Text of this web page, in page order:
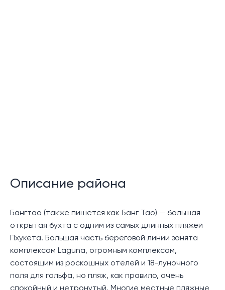
Бар
Управление недвижимостью и арендой
Круглосуточная охрана
Описание:
Виллы Laguna Lakelands Waterfront – новейший
Описание района
Бангтао (также пишется как Банг Тао) — большая
открытая бухта с одним из самых длинных пляжей
Пхукета. Большая часть береговой линии занята
комплексом Laguna, огромным комплексом,
состоящим из роскошных отелей и 18-луночного
поля для гольфа, но пляж, как правило, очень
спокойный и нетронутый. Многие местные пляжные